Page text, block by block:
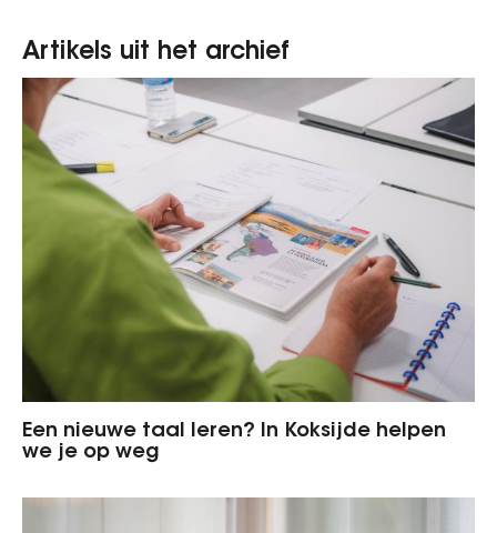
Artikels uit het archief
Een nieuwe taal leren? In Koksijde helpen
we je op weg